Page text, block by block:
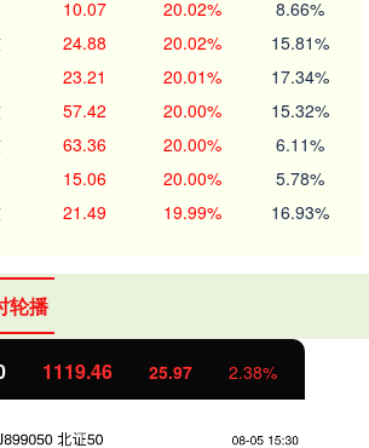
10.07 20.02% 8.66%
24.88 20.02% 15.81%
23.21 20.01% 17.34%
57.42 20.00% 15.32%
63.36 20.00% 6.11%
15.06 20.00% 5.78%
21.49 19.99% 16.93%
轮播
1119.46 25.97 2.38%